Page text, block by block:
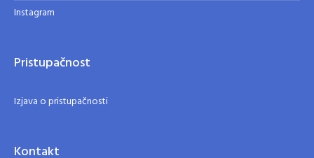
Instagram
Pristupačnost
Izjava o pristupačnosti
Kontakt